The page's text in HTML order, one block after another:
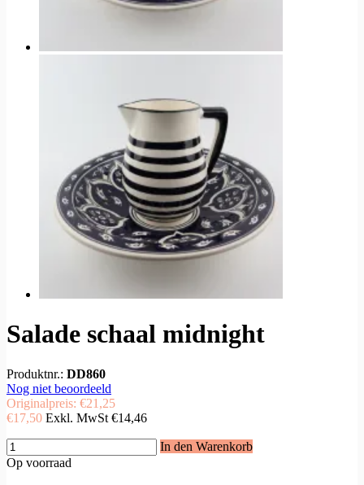
Salade schaal midnight
Produktnr.: DD860
Nog niet beoordeeld
Originalpreis: €21,25
€17,50 Exkl. MwSt €14,46
In den Warenkorb
Op voorraad